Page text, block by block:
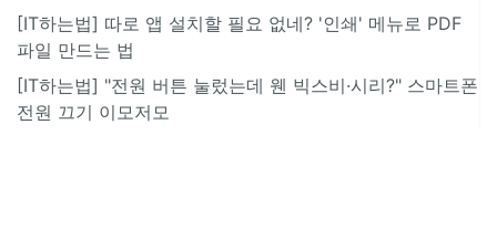
[IT하는법] 따로 앱 설치할 필요 없네? '인쇄' 메뉴로 PDF
파일 만드는 법
[IT하는법] "전원 버튼 눌렀는데 웬 빅스비·시리?" 스마트폰
전원 끄기 이모저모